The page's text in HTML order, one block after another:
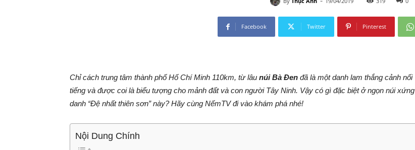
Facebook Twitter Pinterest
Chỉ cách trung tâm thành phố Hố Chí Minh 110km, từ lâu núi Bà Đen đã là một danh lam thắng cảnh nối
tiếng và được coi là biểu tượng cho mảnh đất và con người Tây Ninh. Vậy có gì đặc biệt ở ngọn núi xứng
danh “Đệ nhất thiên sơn” này? Hãy cùng NếmTV đi vào khám phá nhé!
Nội Dung Chính